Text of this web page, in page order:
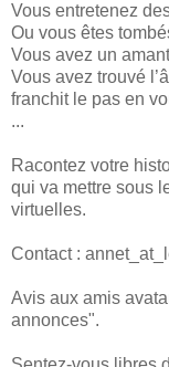
Vous entretenez
Ou vous êtes
Vous avez un
Vous avez trouvé
franchit le pas en
...
Racontez votre
qui va mettre sous
virtuelles.
Contact :
Avis aux amis
annonces".